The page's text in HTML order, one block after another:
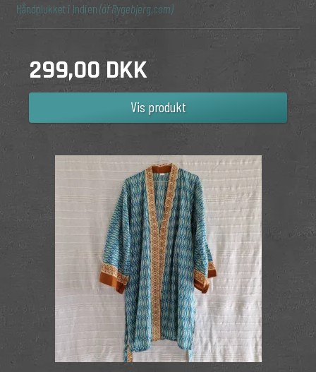
Håndplukket i Indien(af Bygebjerg.com)
299,00 DKK
Vis produkt